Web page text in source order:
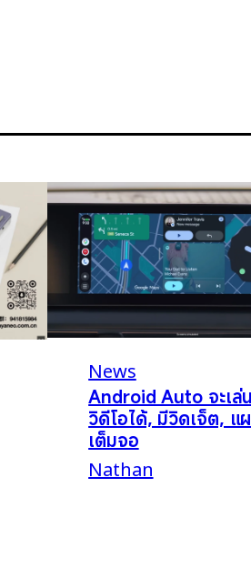
News
Android Auto จะเล่
วิดีโอได้, มีวิดเจ็ต, แ
เต็มจอ
Nathan